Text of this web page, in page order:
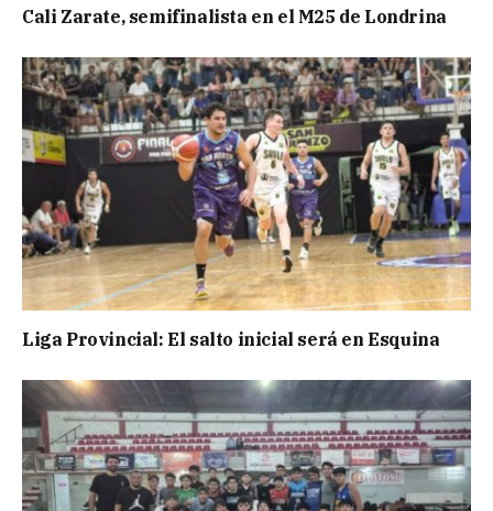
Cali Zarate, semifinalista en el M25 de Londrina
Liga Provincial: El salto inicial será en Esquina